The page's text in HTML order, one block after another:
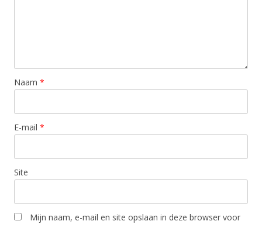
Naam *
E-mail *
Site
Mijn naam, e-mail en site opslaan in deze browser voor